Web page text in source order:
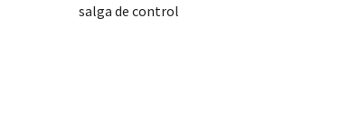
salga de control